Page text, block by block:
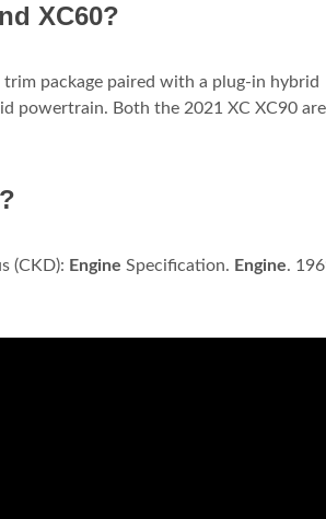
XC60?
trim package paired with a plug-in hybrid
powertrain. Both the 2021 XC XC90
(CKD): Engine Specification. Engine.